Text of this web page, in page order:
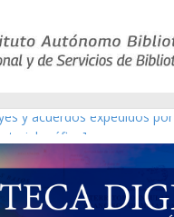
y acuerdos expedidos
gráfico]
[material gráfico]
la República de Venezuela
de obras de Modesta Bor